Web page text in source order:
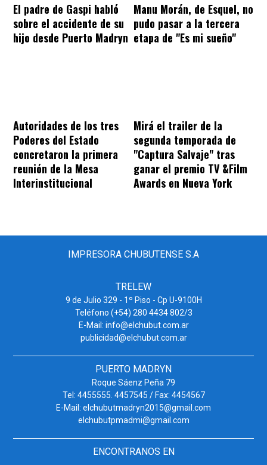
El padre de Gaspi habló
sobre el accidente de su
hijo desde Puerto Madryn
Manu Morán, de Esquel, no
pudo pasar a la tercera
etapa de "Es mi sueño"
Autoridades de los tres
Poderes del Estado
concretaron la primera
reunión de la Mesa
Interinstitucional
Mirá el trailer de la
segunda temporada de
"Captura Salvaje" tras
ganar el premio TV &Film
Awards en Nueva York
IMPRESORA CHUBUTENSE S.A
TRELEW
9 de Julio 329 - 1º Piso - Cp U-9100H
Teléfono (+54) 280 4434 802/3
E-Mail: info@elchubut.com.ar
publicidad@elchubut.com.ar
PUERTO MADRYN
Roque Sáenz Peña 79
Tel: 4455555. 4457545 / Fax: 4454567
E-Mail: elchubutmadryn2015@gmail.com
elchubutpmadmi@gmail.com
ENCONTRANOS EN